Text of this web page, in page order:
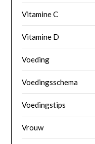
Vitamine C
Vitamine D
Voeding
Voedingsschema
Voedingstips
Vrouw